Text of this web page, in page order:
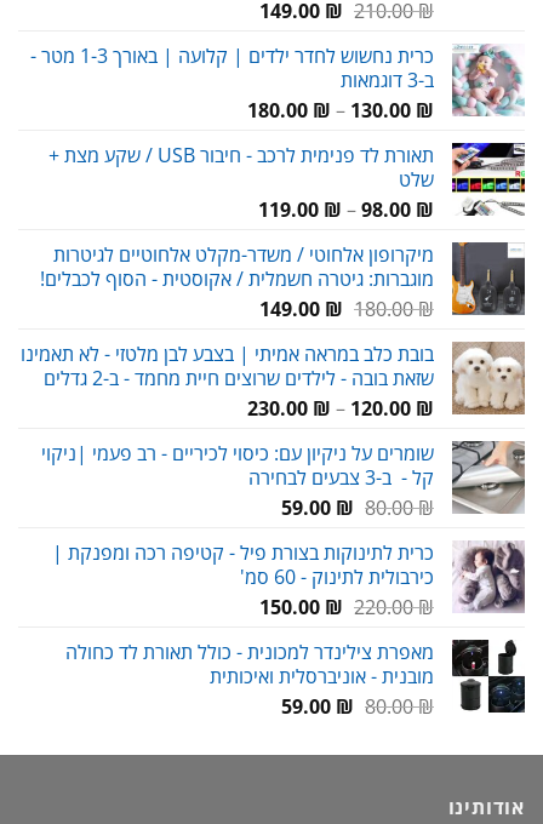
210.00₪
המחיר
היה:
210.00 ₪.
149.00 ₪
המחיר
הוא:
כרית נחשוש לחדר ילדים | קלועה | באורך 1-3 מטר -
ב-3 דוגמאות
130.00 ₪
–
180.00 ₪
תאורת לד פנימית לרכב - חיבור USB / שקע מצת +
שלט
98.00 ₪
–
119.00 ₪
עד
מיקרופון אלחוטי / משדר-מקלט אלחוטיים לגיטרות
מוגברות: גיטרה חשמלית / אקוסטית - הסוף לכבלים!
180.00₪
המחיר
היה:
180.00 ₪.
149.00 ₪
המחיר
הוא:
149.00 ₪.
בובת כלב במראה אמיתי | בצבע לבן מלטזי - לא תאמינו
שזאת בובה - לילדים שרוצים חיית מחמד - ב-2 גדלים
120.00 ₪
–
230.00 ₪
טווח
שומרים על ניקיון עם: כיסוי לכיריים - רב פעמי |ניקוי
קל - ב-3 צבעים לבחירה
80.00₪
המחיר
היה:
80.00 ₪.
59.00 ₪
המחיר
הוא:
59.00 ₪.
כרית לתינוקות בצורת פיל - קטיפה רכה ומפנקת |
כירבולית לתינוק - 60 סמ'
220.00₪
המחיר
היה:
220.00 ₪.
150.00 ₪
המחיר
הוא:
150.00 ₪.
מאפרת צילינדר למכונית - כולל תאורת לד כחולה
מובנית - אוניברסלית ואיכותית
80.00₪
המחיר
היה:
59.00 ₪
המחיר
הוא:
אודותינו